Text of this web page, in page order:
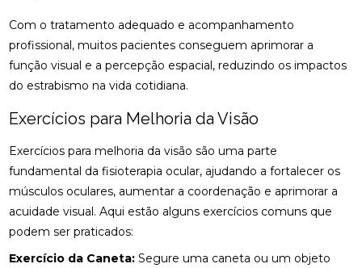
Com o tratamento adequado e acompanhamento
profissional, muitos pacientes conseguem aprimorar a
função visual e a percepção espacial, reduzindo os impactos
do estrabismo na vida cotidiana.
Exercícios para Melhoria da Visão
Exercícios para melhoria da visão são uma parte
fundamental da fisioterapia ocular, ajudando a fortalecer os
músculos oculares, aumentar a coordenação e aprimorar a
acuidade visual. Aqui estão alguns exercícios comuns que
podem ser praticados:
Exercício da Caneta: Segure uma caneta ou um objeto
COMO A PALMILHA PARA FASCITE PLANTAR PODE
ALIVIAR SUAS DORES
COMO A QUIROPRAXIA PODE AJUDAR NO
TRATAMENTO DA ESCOLIOSE
COMO A QUIROPRAXIA PODE ALIVIAR DORES NO
COMO AS PALMILHAS AJUDAM NO SEU
TRATAMENTO?
COMO AS PALMILHAS PARA JOANETE PODEM
MELHORAR SEU CONFORTO